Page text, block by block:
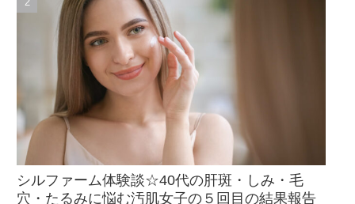
シルファーム体験談☆40代の肝斑・しみ・毛
穴・たるみに悩む汚肌女子の５回目の結果報告